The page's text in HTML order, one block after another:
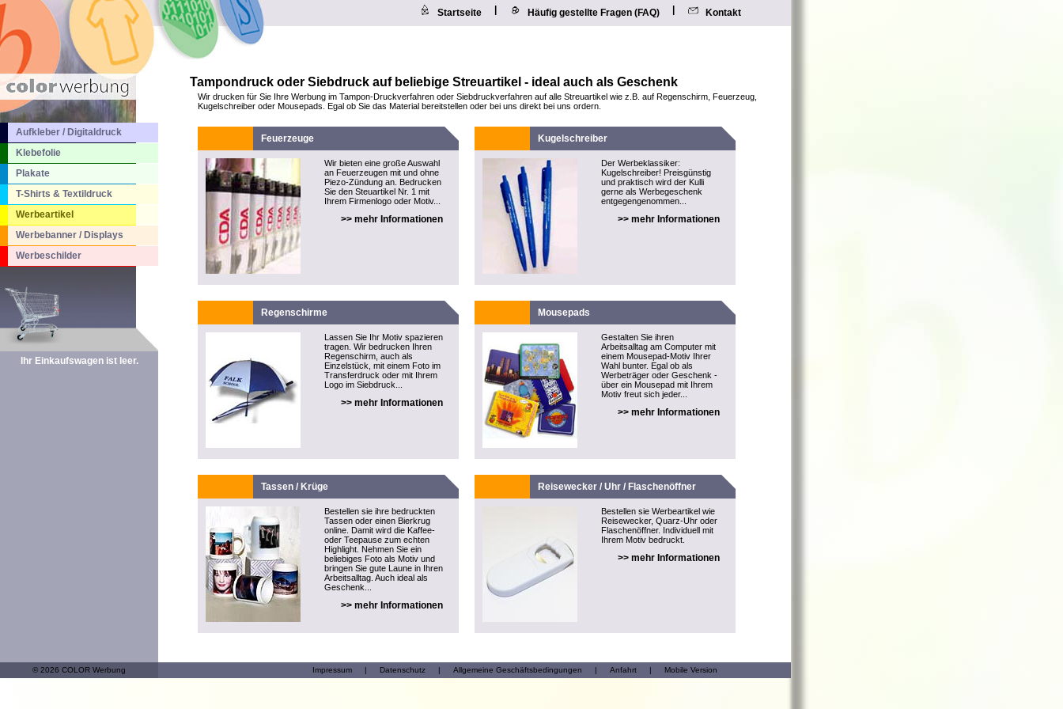
Startseite Häufig gestellte Fragen (FAQ) Kontakt
Aufkleber / Digitaldruck
Klebefolie
Plakate
T-Shirts & Textildruck
Werbeartikel
Werbebanner / Displays
Werbeschilder
Ihr Einkaufswagen ist leer.
Tampondruck oder Siebdruck auf beliebige Streuartikel - ideal auch als Geschenk
Wir drucken für Sie Ihre Werbung im Tampon-Druckverfahren oder Siebdruckverfahren auf alle Streuartikel wie z.B. auf Regenschirm, Feuerzeug,
Kugelschreiber oder Mousepads. Egal ob Sie das Material bereitstellen oder bei uns direkt bei uns ordern.
Feuerzeuge
Wir bieten eine große Auswahl
an Feuerzeugen mit und ohne
Piezo-Zündung an. Bedrucken
Sie den Steuartikel Nr. 1 mit
Ihrem Firmenlogo oder Motiv...
>> mehr Informationen
Kugelschreiber
Der Werbeklassiker:
Kugelschreiber! Preisgünstig
und praktisch wird der Kulli
gerne als Werbegeschenk
entgegengenommen...
>> mehr Informationen
Regenschirme
Lassen Sie Ihr Motiv spazieren
tragen. Wir bedrucken Ihren
Regenschirm, auch als
Einzelstück, mit einem Foto im
Transferdruck oder mit Ihrem
Logo im Siebdruck...
>> mehr Informationen
Mousepads
Gestalten Sie ihren
Arbeitsalltag am Computer mit
einem Mousepad-Motiv Ihrer
Wahl bunter. Egal ob als
Werbeträger oder Geschenk -
über ein Mousepad mit Ihrem
Motiv freut sich jeder...
>> mehr Informationen
Tassen / Krüge
Bestellen sie ihre bedruckten
Tassen oder einen Bierkrug
online. Damit wird die Kaffee-
oder Teepause zum echten
Highlight. Nehmen Sie ein
beliebiges Foto als Motiv und
bringen Sie gute Laune in Ihren
Arbeitsalltag. Auch ideal als
Geschenk...
>> mehr Informationen
Reisewecker / Uhr / Flaschenöffner
Bestellen sie Werbeartikel wie
Reisewecker, Quarz-Uhr oder
Flaschenöffner. Individuell mit
Ihrem Motiv bedruckt.
>> mehr Informationen
© 2026 COLOR Werbung Impressum | Datenschutz | Allgemeine Geschäftsbedingungen | Anfahrt | Mobile Version